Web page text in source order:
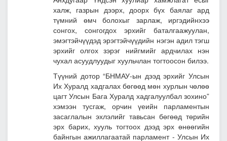
халж, газрын дээрх, доорх бүх баялаг ард
түмний өмч болохыг зарлаж, иргэдийнхээ
сонгох, сонгогдох эрхийг баталгаажуулан,
эмэгтэйчүүдэд эрэгтэйчүүдийн нэгэн адил тэгш
эрхийг олгох зэрэг нийгмийг ардчилах нэн
чухал асуудлуудыг хуульчлан тогтоосон билээ.
Түүний дотор “БНМАУ-ын дээд эрхийг Улсын
Их Хуралд хадгалах бөгөөд мөн хурлын чөлөө
цагт Улсын Бага Хуралд хадгалуулбал зохино”
хэмээн тусгаж, орчин үеийн парламентын
засаглалын эхлэлийг тавьсан бөгөөд төрийн
эрх барих, хууль тогтоох дээд эрх өнөөгийн
байнгын ажиллагаатай парламент - Улсын Их